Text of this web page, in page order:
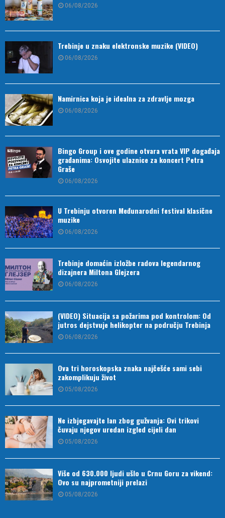
06/08/2026
Trebinje u znaku elektronske muzike (VIDEO)
06/08/2026
Namirnica koja je idealna za zdravlje mozga
06/08/2026
Bingo Group i ove godine otvara vrata VIP događaja
građanima: Osvojite ulaznice za koncert Petra
Graše
06/08/2026
U Trebinju otvoren Međunarodni festival klasične
muzike
06/08/2026
Trebinje domaćin izložbe radova legendarnog
dizajnera Miltona Glejzera
06/08/2026
(VIDEO) Situacija sa požarima pod kontrolom: Od
jutros dejstvuje helikopter na području Trebinja
06/08/2026
Ova tri horoskopska znaka najčešće sami sebi
zakomplikuju život
05/08/2026
Ne izbjegavajte lan zbog gužvanja: Ovi trikovi
čuvaju njegov uredan izgled cijeli dan
05/08/2026
Više od 630.000 ljudi ušlo u Crnu Goru za vikend:
Ovo su najprometniji prelazi
05/08/2026